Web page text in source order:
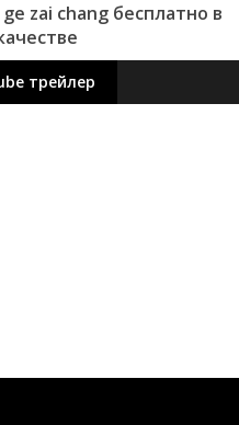
zai chang бесплатно в
трейлер